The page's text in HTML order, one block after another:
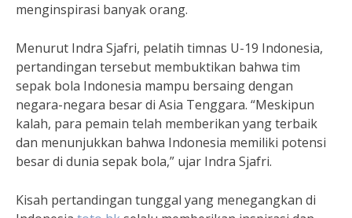
menginspirasi banyak orang.
Menurut Indra Sjafri, pelatih timnas U-19 Indonesia,
pertandingan tersebut membuktikan bahwa tim
sepak bola Indonesia mampu bersaing dengan
negara-negara besar di Asia Tenggara. “Meskipun
kalah, para pemain telah memberikan yang terbaik
dan menunjukkan bahwa Indonesia memiliki potensi
besar di dunia sepak bola,” ujar Indra Sjafri.
Kisah pertandingan tunggal yang menegangkan di